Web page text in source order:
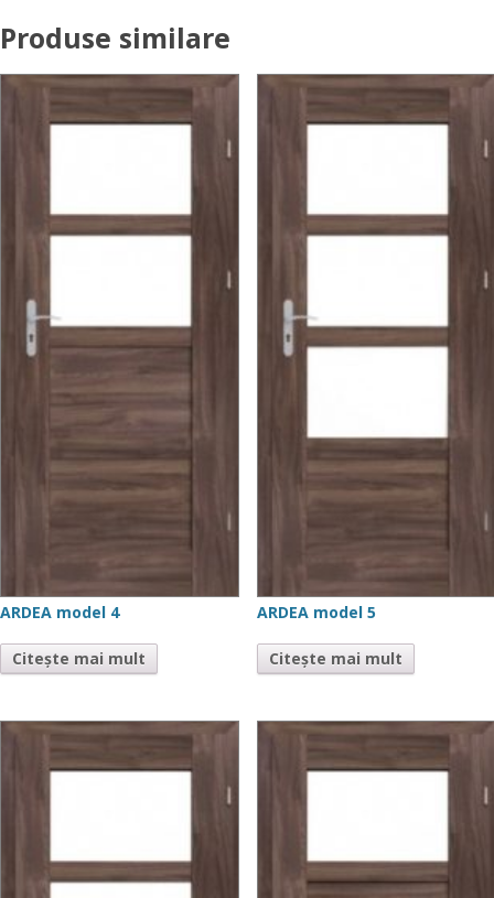
Produse similare
ARDEA model 4
Citește mai mult
ARDEA model 5
Citește mai mult